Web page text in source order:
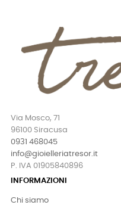
Via Mosco, 71
96100 Siracusa
0931 468045
info@gioielleriatresor.it
P. IVA 01905840896
INFORMAZIONI
Chi siamo